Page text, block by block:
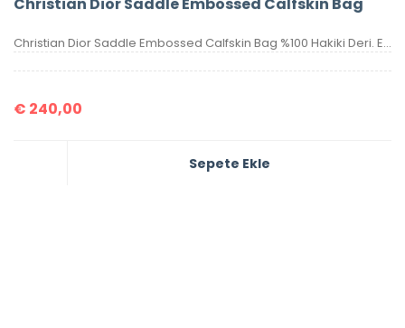
Christian Dior Saddle Embossed Calfskin Bag %100 Hakiki Deri. Elde, kolda veya omuzda taşımaya uygundur. Yüksek kalite, işçilikli, tamamen birebir üründür.Seri numaralıdır.Ebatı 25x20x6 cm dir. Kutulu, toz torbalı, sertifikalıdır.
€ 240,00
Sepete Ekle